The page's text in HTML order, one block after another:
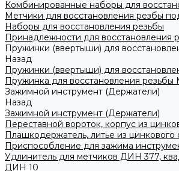
Комбинированные наборы для
Метчики для восстановления резбы
Наборы для восстановления резьбы
Принадлежности для восстановления
Пружинки (ввертыши) для
Назад
Пружинки (ввертыши) для
Пружинка для восстановления резьбы
Зажимной инструмент (Держатели)
Назад
Зажимной инструмент (Держатели)
Переставной вороток, корпус из
Плашкодержатель, литье из цинкового
Приспособление для зажима
Удлинитель для метчиков ДИН 377,
ДИН 10